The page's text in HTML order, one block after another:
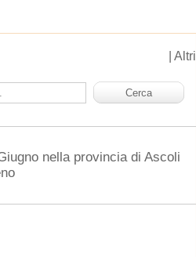
Altri
nella provincia di Ascoli